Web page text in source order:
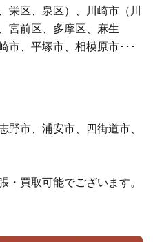
栄区、泉区）、川崎市（川
宮前区、多摩区、麻生
市、平塚市、相模原市･･･
野市、浦安市、四街道市、
・買取可能でございます。